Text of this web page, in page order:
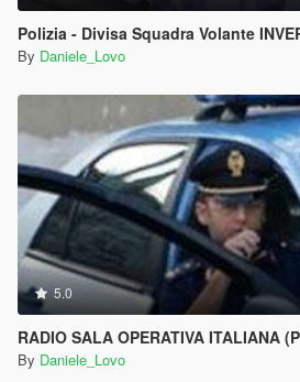
Polizia - Divisa Squadra Volante INVERNALE E
By Daniele_Lovo
5.0
RADIO SALA OPERATIVA ITALIANA (Polizia, Carabinieri,
By Daniele_Lovo